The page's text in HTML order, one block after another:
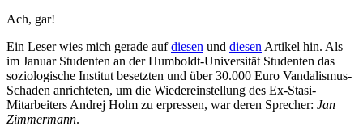
Ach, gar!
Ein Leser wies mich gerade aufdiesen und diesenArtikel hin. Als
im Januar Studenten an der Humboldt-Universität Studenten das
soziologische Institut besetzten und über 30.000 Euro Vandalismus-
Schaden anrichteten, um die Wiedereinstellung des Ex-Stasi-
Mitarbeiters Andrej Holm zu erpressen, war deren Sprecher: Jan
Zimmermann.